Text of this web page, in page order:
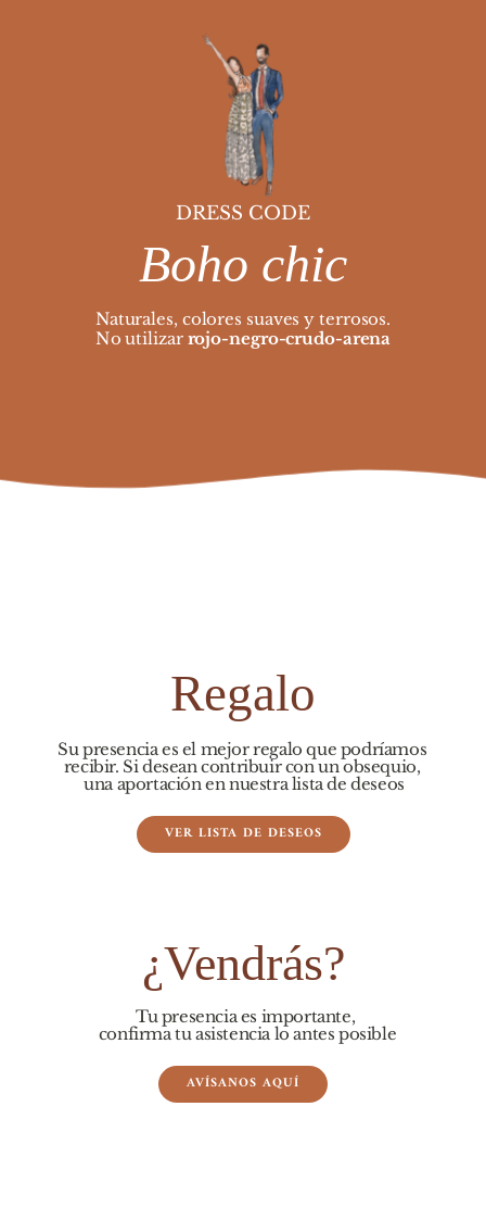
DRESS CODE
Boho chic
Naturales, colores suaves y terrosos.
No utilizar rojo-negro-crudo-arena
Regalo
Su presencia es el mejor regalo que podríamos
recibir. Si desean contribuir con un obsequio,
una aportación en nuestra lista de deseos
VER LISTA DE DESEOS
¿Vendrás?
Tu presencia es importante,
confirma tu asistencia lo antes posible
AVÍSANOS AQUÍ